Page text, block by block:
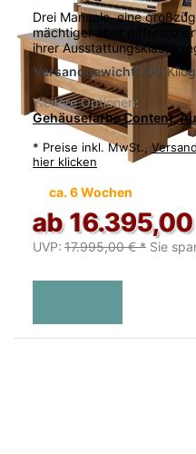
Drei Manuale, eine
mächtiger aber
ihrer Ausstattungsklasse
Versandgewicht:200
Weitere Optionen:
Gehäusefarbe Content,
* Preise inkl. MwSt.,
hier klicken
ca. 6 Wochen
ab
UVP: 17.995,00 € * Sie